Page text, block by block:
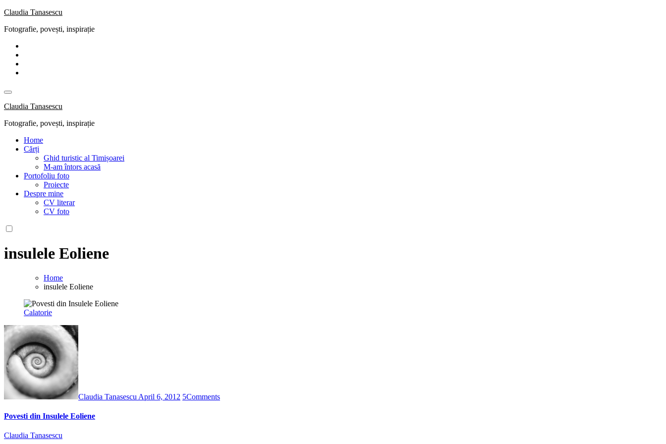
Skip
content
Claudia Tanasescu
Fotografie, povești, inspirație
Claudia Tanasescu
Fotografie, povești, inspirație
Home
Cărți
Ghid turistic al Timișoarei
M-am întors acasă
Portofoliu foto
Proiecte
Despre mine
CV literar
CV foto
insulele Eoliene
Home
insulele Eoliene
Calatorie
Claudia Tanasescu April 6, 2012 5Comments
Povesti din Insulele Eoliene
Claudia Tanasescu